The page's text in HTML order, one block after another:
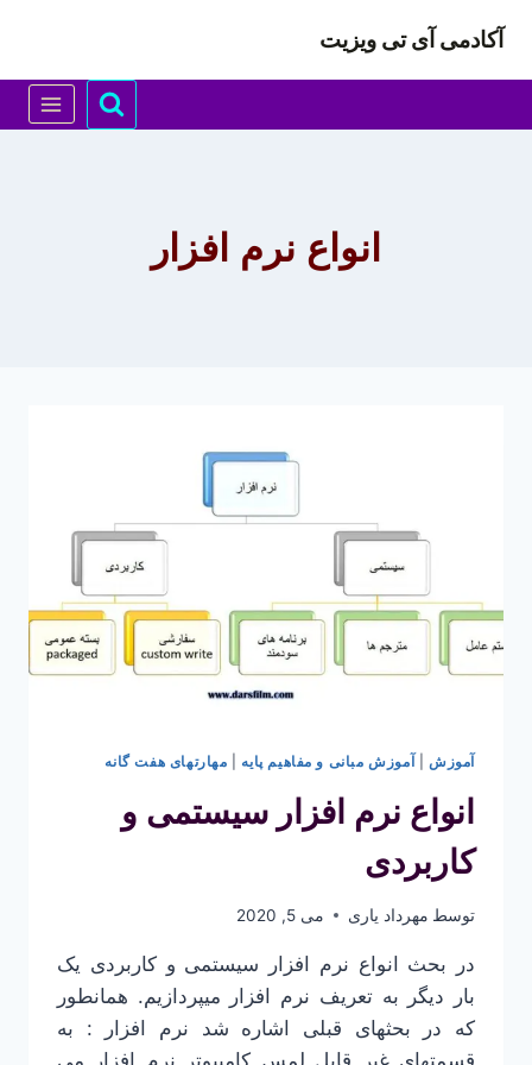
محتوا
آکادمی آی تی ویزیت
انواع نرم افزار
آموزش| آموزش مبانی و مفاهیم پایه مهارتهای هفت گانه
انواع نرم افزار سیستمی و
کاربردی
توسط مهرداد یاری می 5, 2020
در بحث انواع نرم افزار سیستمی و کاربردی یک
بار دیگر به تعریف نرم افزار میپردازیم. همانطور
که در بحثهای قبلی اشاره شد نرم افزار : به
قسمتهای غیر قابل لمس کامپیوتر نرم افزار می